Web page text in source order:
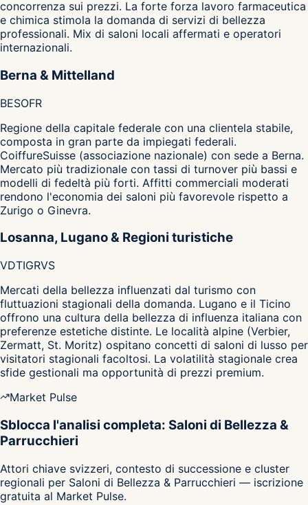
concorrenza sui prezzi. La forte forza lavoro farmaceutica
e chimica stimola la domanda di servizi di bellezza
professionali. Mix di saloni locali affermati e operatori
internazionali.
Berna & Mittelland
BESOFR
Regione della capitale federale con una clientela stabile,
composta in gran parte da impiegati federali.
CoiffureSuisse (associazione nazionale) con sede a Berna.
Mercato più tradizionale con tassi di turnover più bassi e
modelli di fedeltà più forti. Affitti commerciali moderati
rendono l'economia dei saloni più favorevole rispetto a
Zurigo o Ginevra.
Losanna, Lugano & Regioni turistiche
VDTIGRVS
Mercati della bellezza influenzati dal turismo con
fluttuazioni stagionali della domanda. Lugano e il Ticino
offrono una cultura della bellezza di influenza italiana con
preferenze estetiche distinte. Le località alpine (Verbier,
Zermatt, St. Moritz) ospitano concetti di saloni di lusso per
visitatori stagionali facoltosi. La volatilità stagionale crea
sfide gestionali ma opportunità di prezzi premium.
Market Pulse
Sblocca l'analisi completa: Saloni di Bellezza &
Parrucchieri
Attori chiave svizzeri, contesto di successione e cluster
regionali per Saloni di Bellezza & Parrucchieri — iscrizione
gratuita al Market Pulse.